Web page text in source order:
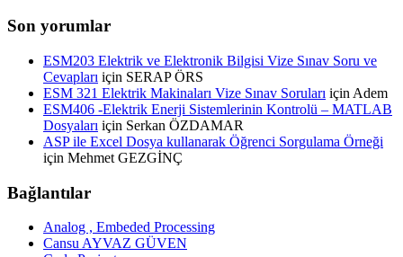
Son yorumlar
ESM203 Elektrik ve Elektronik Bilgisi Vize Sınav Soru ve
Cevapları için SERAP ÖRS
ESM 321 Elektrik Makinaları Vize Sınav Soruları için Adem
ESM406 -Elektrik Enerji Sistemlerinin Kontrolü – MATLAB
Dosyaları için Serkan ÖZDAMAR
ASP ile Excel Dosya kullanarak Öğrenci Sorgulama Örneği
için Mehmet GEZGİNÇ
Bağlantılar
Analog , Embeded Processing
Cansu AYVAZ GÜVEN